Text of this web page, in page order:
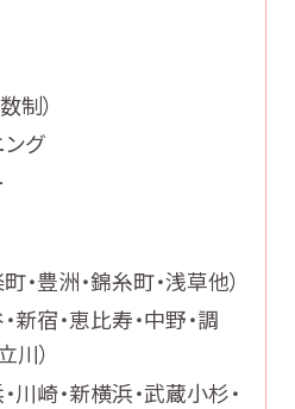
制）
グ
町・豊洲・錦糸町・浅草他）
・新宿・恵比寿・中野・調
川）
・川崎・新横浜・武蔵小杉・